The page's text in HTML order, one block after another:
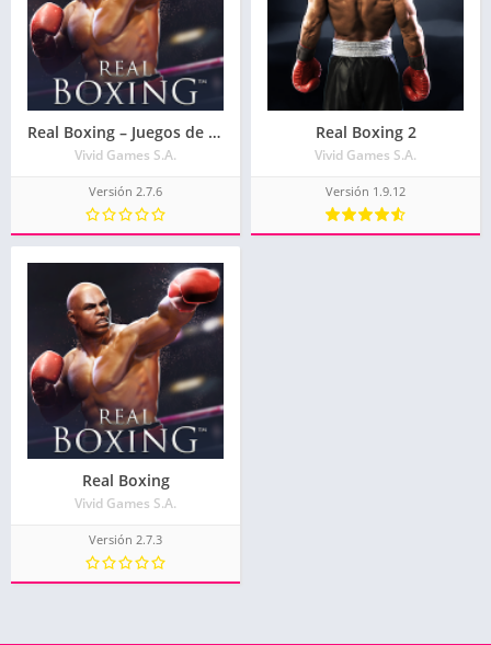
Real Boxing – Juegos de Boxeo
Vivid Games S.A.
Versión 2.7.6
Real Boxing 2
Vivid Games S.A.
Versión 1.9.12
Real Boxing
Vivid Games S.A.
Versión 2.7.3